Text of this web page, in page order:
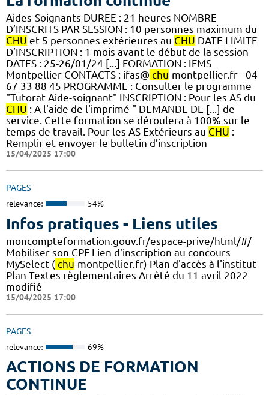
Aides-Soignants DUREE : 21 heures NOMBRE
D’INSCRITS PAR SESSION : 10 personnes maximum du
CHU et 5 personnes extérieures au CHU DATE LIMITE
D’INSCRIPTION : 1 mois avant le début de la session
DATES : 25-26/01/24 [...] FORMATION : IFMS
Montpellier CONTACTS : ifas@ chu-montpellier.fr - 04
67 33 88 45 PROGRAMME : Consulter le programme
"Tutorat Aide-soignant" INSCRIPTION : Pour les AS du
CHU : A l'aide de l'imprimé " DEMANDE DE [...] de
service. Cette formation se déroulera à 100% sur le
temps de travail. Pour les AS Extérieurs au CHU :
Remplir et envoyer le bulletin d’inscription
15/04/2025 17:00
PAGES
relevance: 54%
Infos pratiques - Liens utiles
moncompteformation.gouv.fr/espace-prive/html/#/
Mobiliser son CPF Lien d'inscription au concours
MySelect ( chu-montpellier.fr) Plan d'accès à l'institut
Plan Textes règlementaires Arrêté du 11 avril 2022
modifié
15/04/2025 17:00
PAGES
relevance: 69%
ACTIONS DE FORMATION
CONTINUE